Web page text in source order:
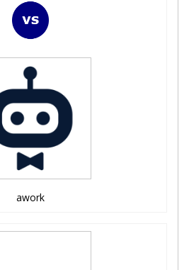
awork